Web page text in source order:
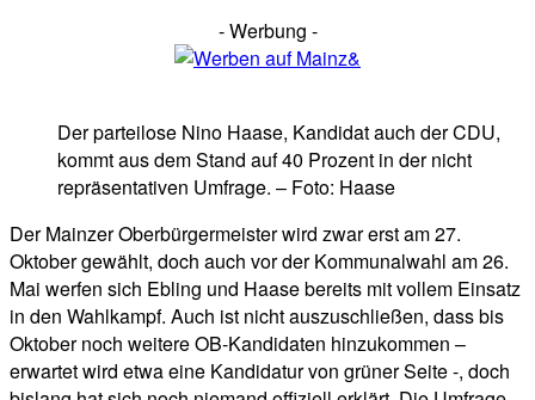
- Werbung -
Der parteilose Nino Haase, Kandidat auch der CDU,
kommt aus dem Stand auf 40 Prozent in der nicht
repräsentativen Umfrage. – Foto: Haase
Der Mainzer Oberbürgermeister wird zwar erst am 27.
Oktober gewählt, doch auch vor der Kommunalwahl am 26.
Mai werfen sich Ebling und Haase bereits mit vollem Einsatz
in den Wahlkampf. Auch ist nicht auszuschließen, dass bis
Oktober noch weitere OB-Kandidaten hinzukommen –
erwartet wird etwa eine Kandidatur von grüner Seite -, doch